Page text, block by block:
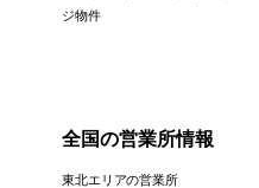
ジ物件
全国の営業所情報
東北エリアの営業所